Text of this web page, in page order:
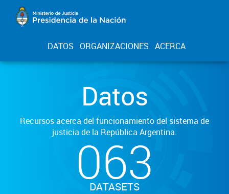
DATOS ORGANIZACIONES ACERCA
Datos
Recursos acerca del funcionamiento del sistema de
justicia de la República Argentina.
063
DATASETS